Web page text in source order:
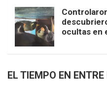
ocultas en
EL TIEMPO EN ENTRE